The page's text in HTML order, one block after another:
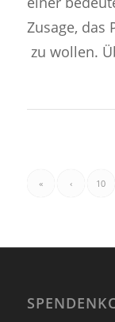
Zusage, das
zu wollen.
« ‹ 10